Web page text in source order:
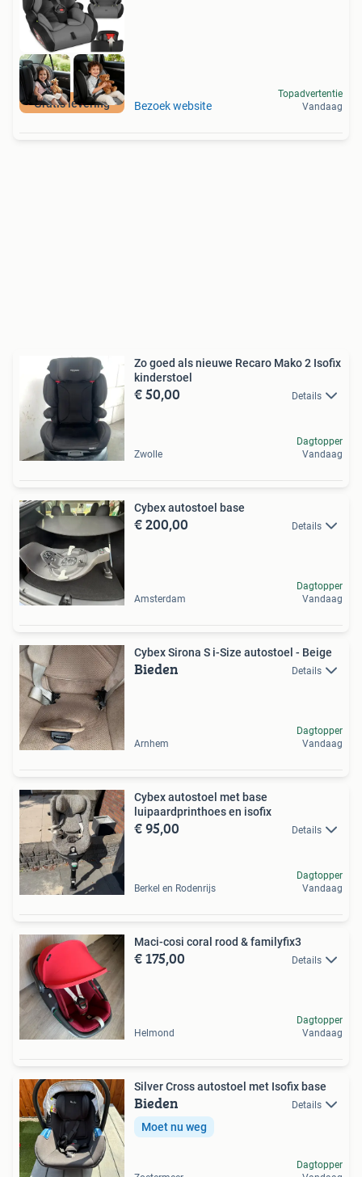
Gratis levering Bezoek website
Topadvertentie
Vandaag
Zo goed als nieuwe Recaro Mako 2 Isofix
kinderstoel
€ 50,00 Details
Zwolle
Dagtopper
Vandaag
Cybex autostoel base
€ 200,00 Details
Amsterdam
Dagtopper
Vandaag
Cybex Sirona S i-Size autostoel - Beige
Bieden Details
Arnhem
Dagtopper
Vandaag
Cybex autostoel met base
luipaardprinthoes en isofix
€ 95,00 Details
Berkel en Rodenrijs
Dagtopper
Vandaag
Maci-cosi coral rood & familyfix3
€ 175,00 Details
Helmond
Dagtopper
Vandaag
Silver Cross autostoel met Isofix base
Bieden Details
Moet nu weg
Dagtopper